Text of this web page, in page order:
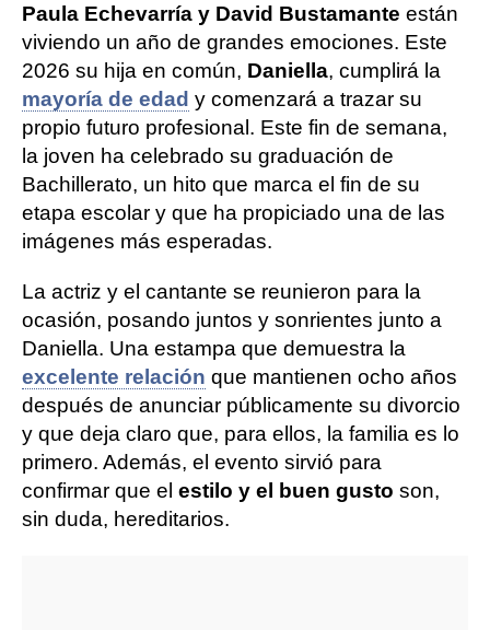
Paula Echevarría y David Bustamante están
viviendo un año de grandes emociones. Este
2026 su hija en común, Daniella, cumplirá la
mayoría de edad y comenzará a trazar su
propio futuro profesional. Este fin de semana,
la joven ha celebrado su graduación de
Bachillerato, un hito que marca el fin de su
etapa escolar y que ha propiciado una de las
imágenes más esperadas.
La actriz y el cantante se reunieron para la
ocasión, posando juntos y sonrientes junto a
Daniella. Una estampa que demuestra la
excelente relación que mantienen ocho años
después de anunciar públicamente su divorcio
y que deja claro que, para ellos, la familia es lo
primero. Además, el evento sirvió para
confirmar que el estilo y el buen gusto son,
sin duda, hereditarios.